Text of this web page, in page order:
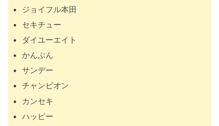
ジョイフル本田
セキチュー
ダイユーエイト
かんぶん
サンデー
チャンピオン
カンセキ
ハッピー